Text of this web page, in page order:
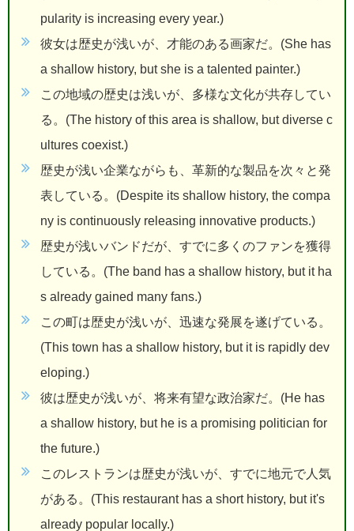
pularity is increasing every year.)
彼女は歴史が浅いが、才能のある画家だ。(She has
a shallow history, but she is a talented painter.)
この地域の歴史は浅いが、多様な文化が共存してい
る。(The history of this area is shallow, but diverse c
ultures coexist.)
歴史が浅い企業ながらも、革新的な製品を次々と発
表している。(Despite its shallow history, the compa
ny is continuously releasing innovative products.)
歴史が浅いバンドだが、すでに多くのファンを獲得
している。(The band has a shallow history, but it ha
s already gained many fans.)
この町は歴史が浅いが、迅速な発展を遂げている。
(This town has a shallow history, but it is rapidly dev
eloping.)
彼は歴史が浅いが、将来有望な政治家だ。(He has
a shallow history, but he is a promising politician for
the future.)
このレストランは歴史が浅いが、すでに地元で人気
がある。(This restaurant has a short history, but it's
already popular locally.)